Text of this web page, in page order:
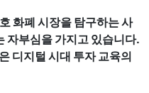
폐 시장을 탐구하는 사
자부심을 가지고 있습니다.
디지털 시대 투자 교육의